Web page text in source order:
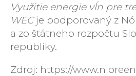
Využitie energie vĺn pre
WECje podporovaný z
a zo štátneho rozpočtu
republiky.
Zdroj: https://